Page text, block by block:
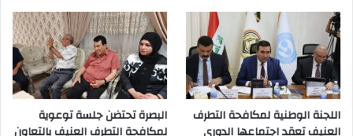
اللجنة الوطنية لمكافحة التطرف
العنيف تعقد اجتماعها الدوري
البصرة تحتضن جلسة توعوية
لمكافحة التطرف العنيف بالتعاون